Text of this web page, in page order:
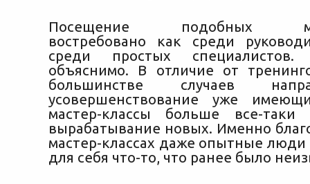
Посещение подобных
востребовано как среди
среди простых
объяснимо. В отличие от
большинстве случаев
усовершенствование уже
мастер-классы больше все-таки
вырабатывание новых. Именно
мастер-классах даже опытные люди
для себя что-то, что ранее было